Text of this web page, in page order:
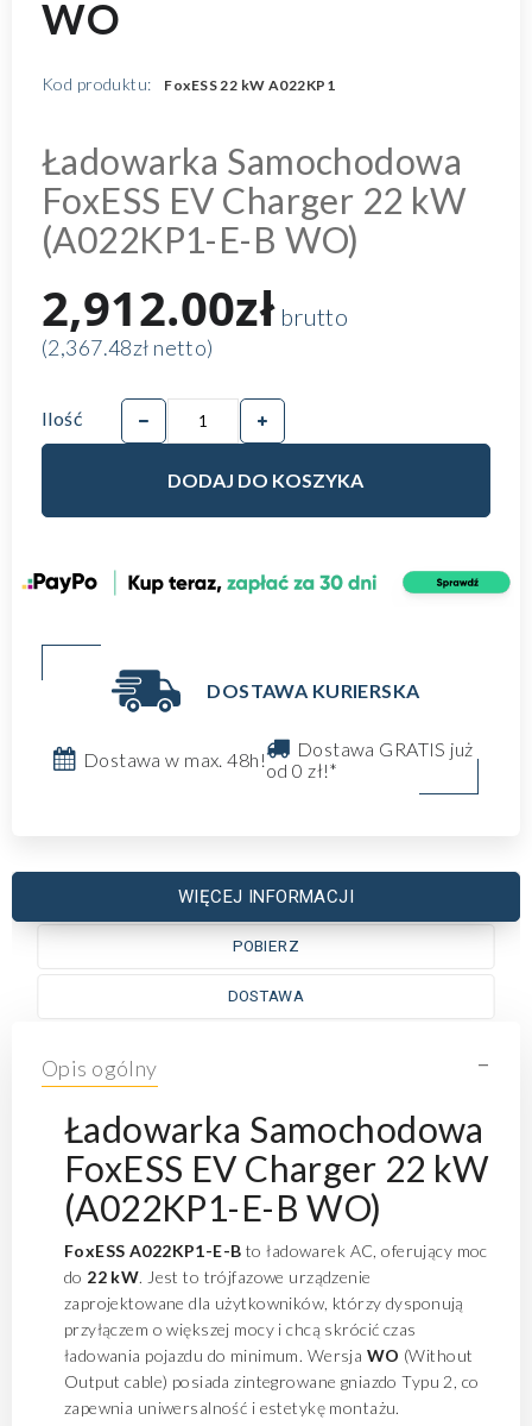
WO
Kod produktu: FoxESS 22 kW A022KP1
Ładowarka Samochodowa
FoxESS EV Charger 22 kW
(A022KP1-E-B WO)
2,912.00złbrutto
(2,367.48zł netto)
Ilość
DODAJ DO KOSZYKA
DOSTAWA KURIERSKA
Dostawa w max. 48h!
Dostawa GRATIS już
od 0 zł!*
WIĘCEJ INFORMACJI
POBIERZ
DOSTAWA
Opis ogólny -
Ładowarka Samochodowa
FoxESS EV Charger 22 kW
(A022KP1-E-B WO)
FoxESS A022KP1-E-B to ładowarek AC, oferujący moc
do 22 kW. Jest to trójfazowe urządzenie
zaprojektowane dla użytkowników, którzy dysponują
przyłączem o większej mocy i chcą skrócić czas
ładowania pojazdu do minimum. Wersja WO (Without
Output cable) posiada zintegrowane gniazdo Typu 2, co
zapewnia uniwersalność i estetykę montażu.